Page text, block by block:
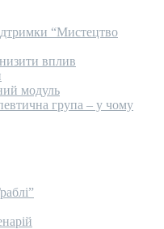
“Мистецтво
вплив
модуль
група – у чому